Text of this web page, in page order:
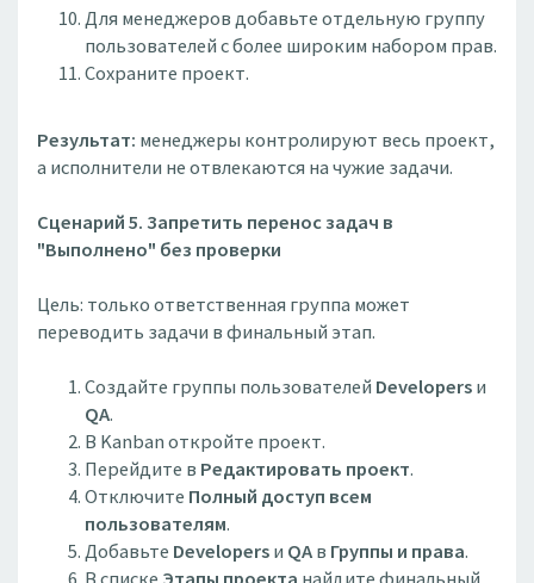
Для менеджеров добавьте отдельную группу
пользователей с более широким набором прав.
Сохраните проект.
Результат: менеджеры контролируют весь проект,
а исполнители не отвлекаются на чужие задачи.
Сценарий 5. Запретить перенос задач в
"Выполнено" без проверки
Цель: только ответственная группа может
переводить задачи в финальный этап.
Создайте группы пользователей Developersи
QA.
В Kanban откройте проект.
Перейдите в Редактировать проект.
Отключите Полный доступ всем
пользователям.
Добавьте Developersи QAв Группы и права.